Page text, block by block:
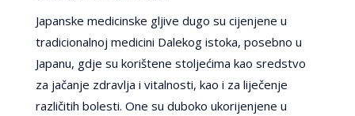
Japanske medicinske gljive dugo su cijenjene u
tradicionalnoj medicini Dalekog istoka, posebno u
Japanu, gdje su korištene stoljećima kao sredstvo
za jačanje zdravlja i vitalnosti, kao i za liječenje
različitih bolesti. One su duboko ukorijenjene u